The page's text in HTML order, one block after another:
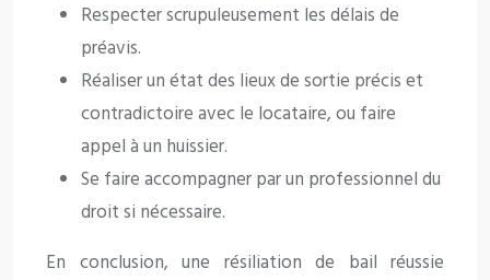
Respecter scrupuleusement les délais de
préavis.
Réaliser un état des lieux de sortie précis et
contradictoire avec le locataire, ou faire
appel à un huissier.
Se faire accompagner par un professionnel du
droit si nécessaire.
En conclusion, une résiliation de bail réussie